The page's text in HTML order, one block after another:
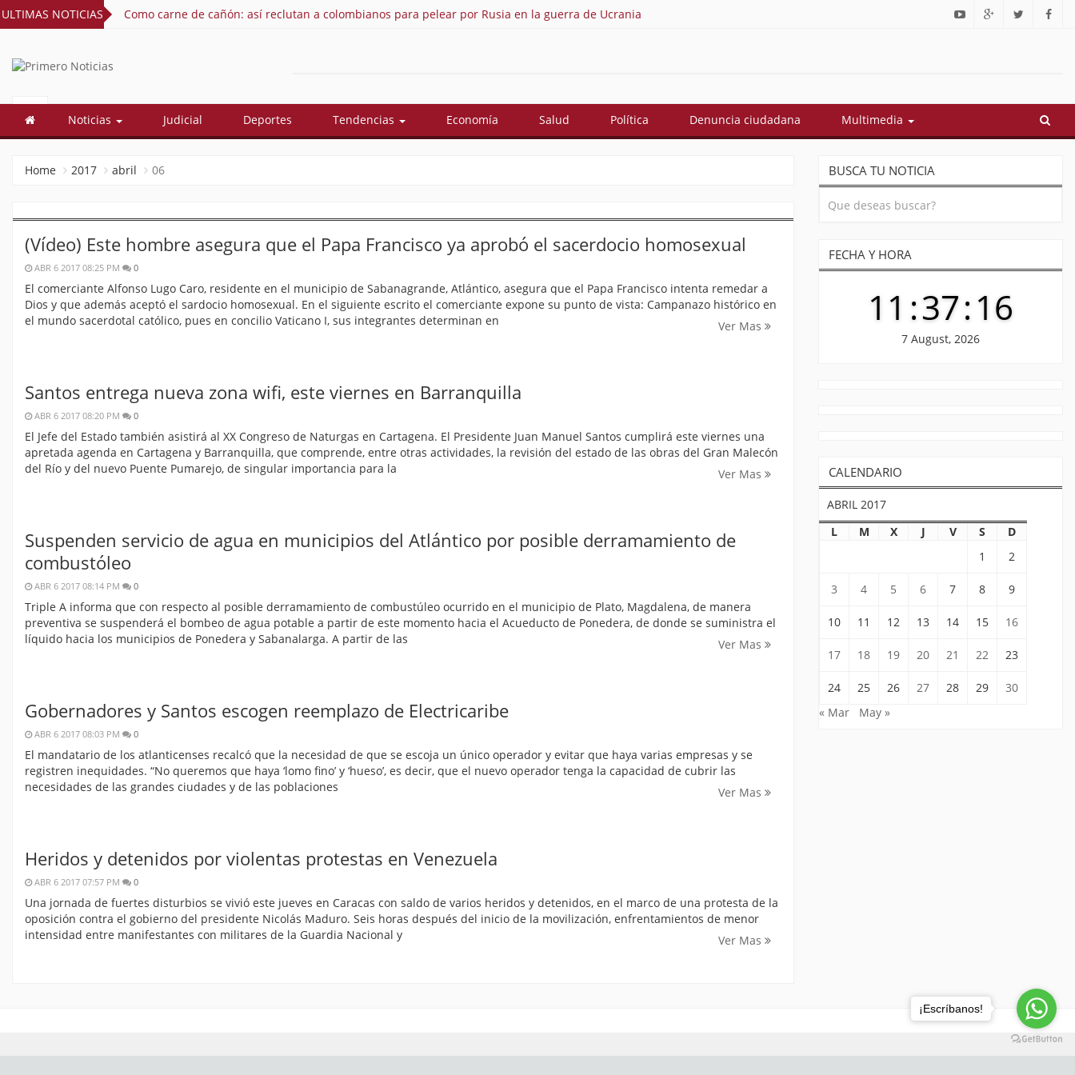
ULTIMAS NOTICIAS Como carne de cañón: así reclutan a colombianos para pelear por Rusia en la guerra de Ucrania Así quedó conformado el gabinete de Abelardo De La Espriella:
NOTICIAS
Noticias Judicial Deportes Tendencias Economía Salud Política Denuncia ciudadana Multimedia
Home 2017 abril 06
(Vídeo) Este hombre asegura que el Papa Francisco ya aprobó el sacerdocio homosexual
ABR 6 2017 08:25 PM 0
El comerciante Alfonso Lugo Caro, residente en el municipio de Sabanagrande, Atlántico, asegura que el Papa Francisco intenta remedar a
Dios y que además aceptó el sardocio homosexual. En el siguiente escrito el comerciante expone su punto de vista: Campanazo histórico en
el mundo sacerdotal católico, pues en concilio Vaticano I, sus integrantes determinan en
Ver Mas
Santos entrega nueva zona wifi, este viernes en Barranquilla
ABR 6 2017 08:20 PM 0
El Jefe del Estado también asistirá al XX Congreso de Naturgas en Cartagena. El Presidente Juan Manuel Santos cumplirá este viernes una
apretada agenda en Cartagena y Barranquilla, que comprende, entre otras actividades, la revisión del estado de las obras del Gran Malecón
del Río y del nuevo Puente Pumarejo, de singular importancia para la
Ver Mas
Suspenden servicio de agua en municipios del Atlántico por posible derramamiento de
combustóleo
ABR 6 2017 08:14 PM 0
Triple A informa que con respecto al posible derramamiento de combustúleo ocurrido en el municipio de Plato, Magdalena, de manera
preventiva se suspenderá el bombeo de agua potable a partir de este momento hacia el Acueducto de Ponedera, de donde se suministra el
líquido hacia los municipios de Ponedera y Sabanalarga. A partir de las
Ver Mas
Gobernadores y Santos escogen reemplazo de Electricaribe
ABR 6 2017 08:03 PM 0
El mandatario de los atlanticenses recalcó que la necesidad de que se escoja un único operador y evitar que haya varias empresas y se
registren inequidades. “No queremos que haya ‘lomo fino’ y ‘hueso’, es decir, que el nuevo operador tenga la capacidad de cubrir las
necesidades de las grandes ciudades y de las poblaciones
Ver Mas
Heridos y detenidos por violentas protestas en Venezuela
ABR 6 2017 07:57 PM 0
Una jornada de fuertes disturbios se vivió este jueves en Caracas con saldo de varios heridos y detenidos, en el marco de una protesta de la
oposición contra el gobierno del presidente Nicolás Maduro. Seis horas después del inicio de la movilización, enfrentamientos de menor
intensidad entre manifestantes con militares de la Guardia Nacional y
Ver Mas
BUSCA TU NOTICIA
FECHA Y HORA
11 :37:17
7 August, 2026
CALENDARIO
ABRIL 2017
L
M X J V S
D
1
2
3 4 5 6 7 8 9
10 11 12 13 14 15 16
17 18 19 20 21 22 23
24 25 26 27 28 29
30
« Mar
May »
¡Escríbanos!